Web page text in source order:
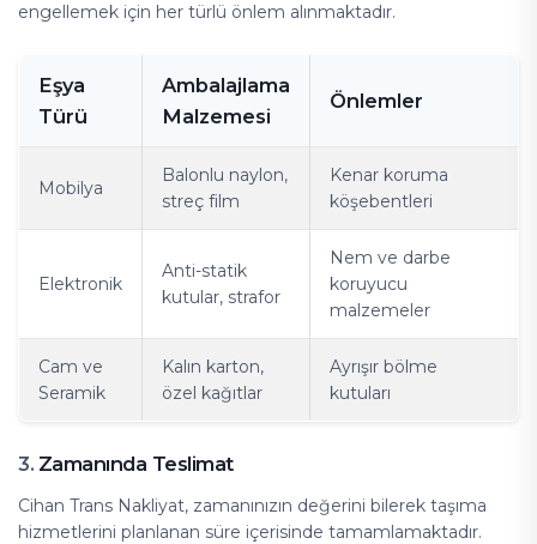
engellemek için her türlü önlem alınmaktadır.
Eşya
Türü
Ambalajlama
Malzemesi
Önlemler
Mobilya
Balonlu naylon,
streç film
Kenar koruma
köşebentleri
Elektronik
Anti-statik
kutular, strafor
Nem ve darbe
koruyucu
malzemeler
Cam ve
Seramik
Kalın karton,
özel kağıtlar
Ayrışır bölme
kutuları
3. Zamanında Teslimat
Cihan Trans Nakliyat, zamanınızın değerini bilerek taşıma
hizmetlerini planlanan süre içerisinde tamamlamaktadır.